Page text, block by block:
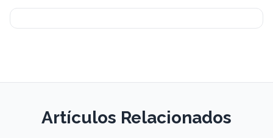
Artículos Relacionados